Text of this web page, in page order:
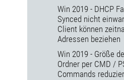
Win 2019 - DHCP
Synced nicht
Client können
Adressen beziehen
Win 2019 - Größe
Ordner per CMD /
Commands